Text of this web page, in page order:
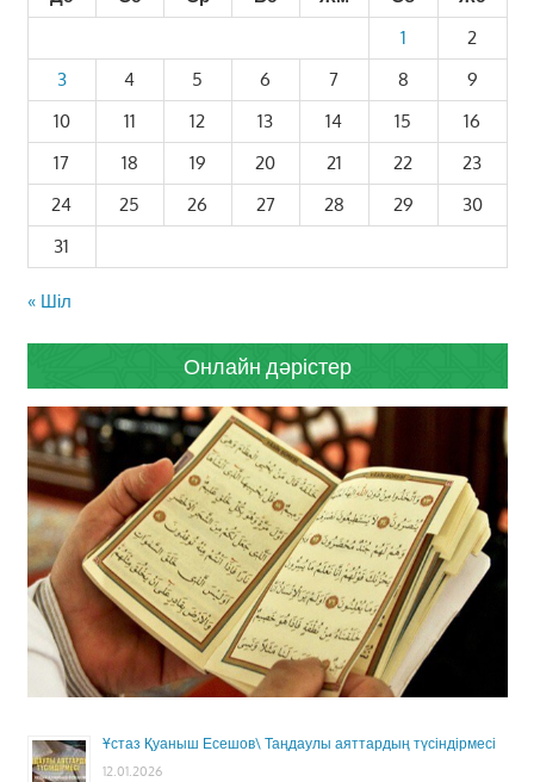
1
2
3
4 5 6 7 8
9
10
11 12 13 14 15
16
17
18 19 20 21 22
23
24
25 26 27 28 29
30
31
« Шіл
Онлайн дәрістер
Ұстаз Қуаныш Есешов\ Таңдаулы аяттардың түсіндірмесі
12.01.2026